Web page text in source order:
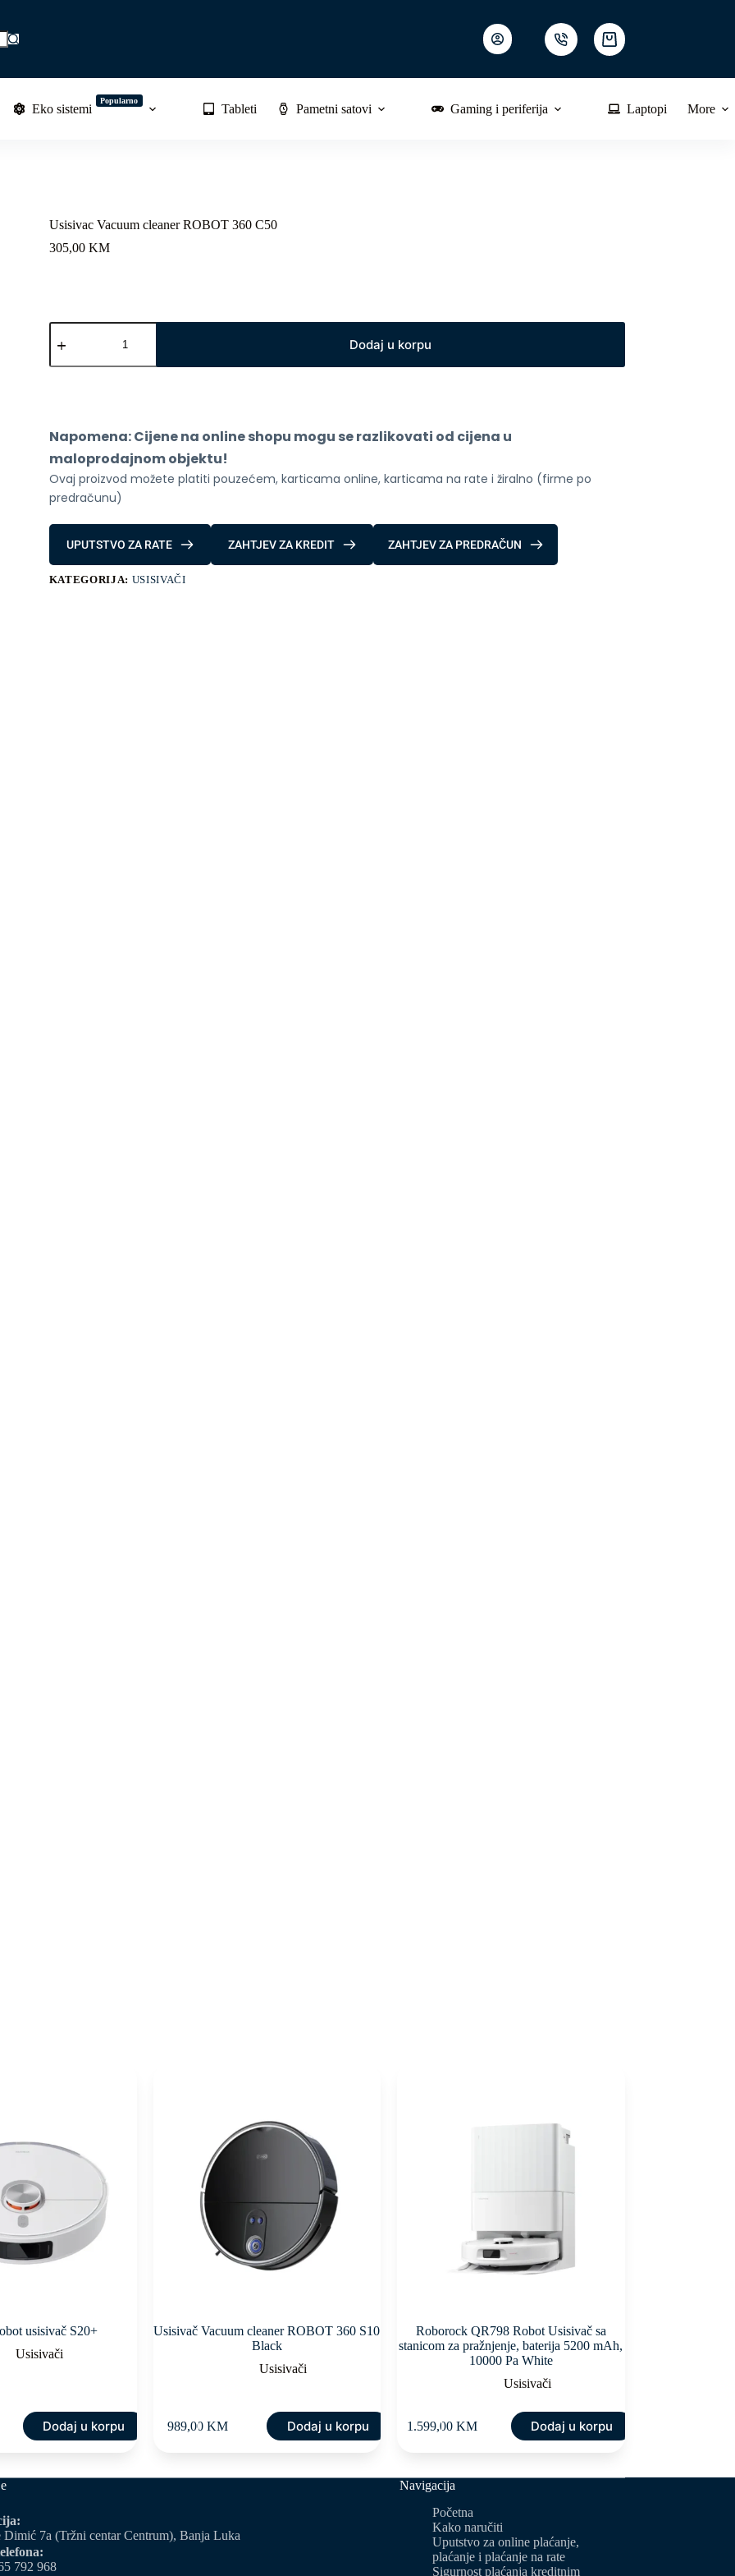
Shopping
cart
Eko sistemi
Popularno
Tableti Pametni satovi Gaming i periferija Laptopi More
Usisivac Vacuum cleaner ROBOT 360 C50
305,00 KM
Usisivac
Vacuum
ROBOT
Dodaj u korpu
Napomena: Cijene na online shopu mogu se razlikovati od cijena u
maloprodajnom objektu!
Ovaj proizvod možete platiti pouzećem, karticama online, karticama na rate i žiralno (firme po
predračunu)
UPUTSTVO ZA RATE ZAHTJEV ZA KREDIT ZAHTJEV ZA PREDRAČUN
KATEGORIJA: USISIVAČI
usisivač S20+
Usisivači
Dodaj u korpu
Usisivač Vacuum cleaner ROBOT 360 S10
Black
Usisivači
989,00KM Dodaj u korpu
Roborock QR798 Robot Usisivač sa
stanicom za pražnjenje, baterija 5200 mAh,
10000 Pa White
Usisivači
1.599,00 KM Dodaj u korpu
Dimić 7a (Tržni centar Centrum), Banja Luka
792 968
Navigacija
Početna
Kako naručiti
Uputstvo za online plaćanje,
plaćanje i plaćanje na rate
Sigurnost plaćanja kreditnim